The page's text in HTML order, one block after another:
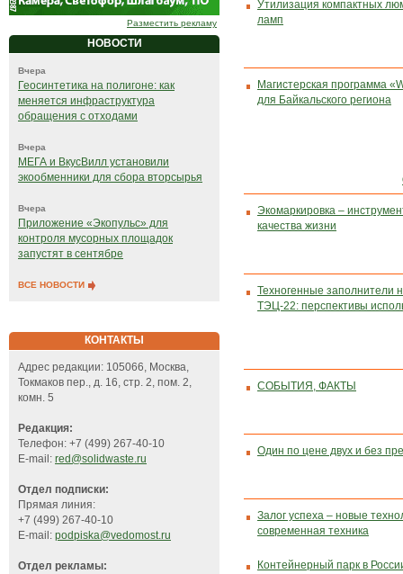
Разместить рекламу
НОВОСТИ
Вчера
Геосинтетика на полигоне: как
меняется инфраструктура
обращения с отходами
Вчера
МЕГА и ВкусВилл установили
экообменники для сбора вторсырья
Вчера
Приложение «Экопульс» для
контроля мусорных площадок
запустят в сентябре
ВСЕ НОВОСТИ
КОНТАКТЫ
Адрес редакции: 105066, Москва,
Токмаков пер., д. 16, стр. 2, пом. 2,
комн. 5
Редакция:
Телефон: +7 (499) 267-40-10
E-mail: red@solidwaste.ru
Отдел подписки:
Прямая линия:
+7 (499) 267-40-10
E-mail: podpiska@vedomost.ru
Отдел рекламы:
Утилизация компактных
ламп
Магистерская программа
для Байкальского региона
Экомаркировка –
качества жизни
Техногенные заполнители
ТЭЦ-22: перспективы
СОБЫТИЯ, ФАКТЫ
Один по цене двух и без
Залог успеха – новые
современная техника
Контейнерный парк в